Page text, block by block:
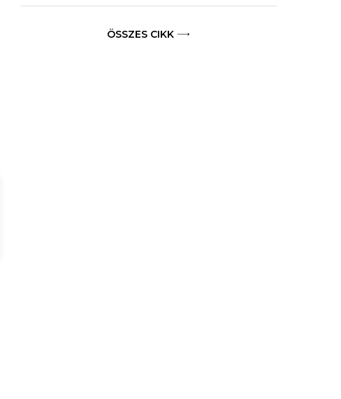
ÖSSZES CIKK